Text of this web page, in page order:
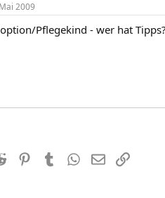
2009
Pflegekind - wer hat Tipps?
Reddit PinterestTumblrWhatsApp
E-MailLink